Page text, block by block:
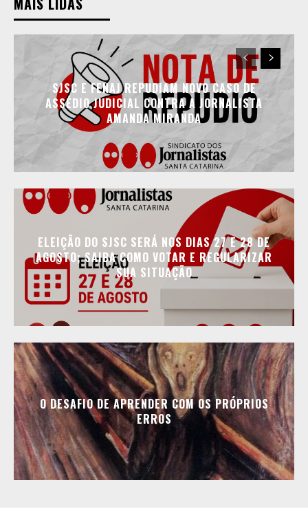
SJSC E FENAJ REPUDIAM NOVO CASO DE
ASSÉDIO JUDICIAL CONTRA A JORNALISTA
AMANDA MIRANDA
ELEIÇÃO DO SJSC SERÁ NOS DIAS 27 E 28 DE
AGOSTO; SAIBA COMO VOTAR E REGULARIZAR
SUA SITUAÇÃO
O DESAFIO DE APRENDER COM OS PRÓPRIOS
ERROS